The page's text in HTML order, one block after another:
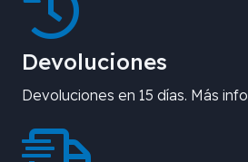
Devoluciones
Devoluciones en 15 días. Más